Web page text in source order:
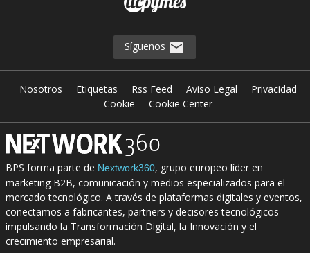
Síguenos
Nosotros Etiquetas Rss Feed Aviso Legal
Privacidad
Cookie
Cookie Center
BPS forma parte de Nextwork360, grupo europeo líder en
marketing B2B, comunicación y medios especializados para el
mercado tecnológico. A través de plataformas digitales y eventos,
conectamos a fabricantes, partners y decisores tecnológicos
impulsando la Transformación Digital, la Innovación y el
crecimiento empresarial.